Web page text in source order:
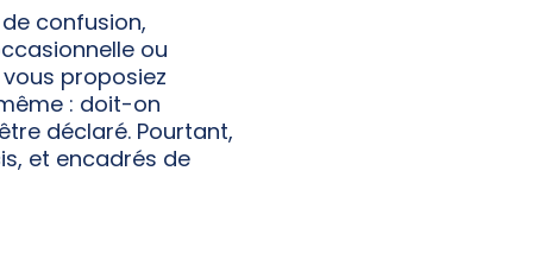
confusion,
ou
proposiez
: doit-on
déclaré. Pourtant,
et encadrés de